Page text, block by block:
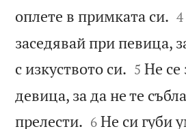
оплете в примката си. 
4
заседявай при певица,
с изкуството си. 

5 Не се
девица, за да не те
прелести. 

6 Не си губи